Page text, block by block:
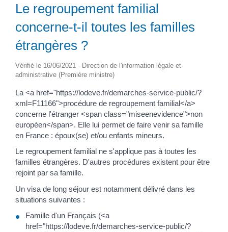
Le regroupement familial
concerne-t-il toutes les familles
étrangères ?
Vérifié le 16/06/2021 - Direction de l'information légale et
administrative (Première ministre)
La <a href="https://lodeve.fr/demarches-service-public/?
xml=F11166">procédure de regroupement familial</a>
concerne l'étranger <span class="miseenevidence">non
européen</span>. Elle lui permet de faire venir sa famille
en France : époux(se) et/ou enfants mineurs.
Le regroupement familial ne s'applique pas à toutes les
familles étrangères. D'autres procédures existent pour être
rejoint par sa famille.
Un visa de long séjour est notamment délivré dans les
situations suivantes :
Famille d'un Français (<a
href="https://lodeve.fr/demarches-service-public/?